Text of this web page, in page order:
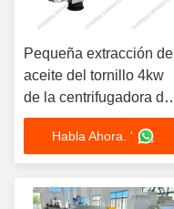
Pequeña extracción de
aceite del tornillo 4kw
de la centrifugadora de
la jarra de CBD
Habla Ahora. '